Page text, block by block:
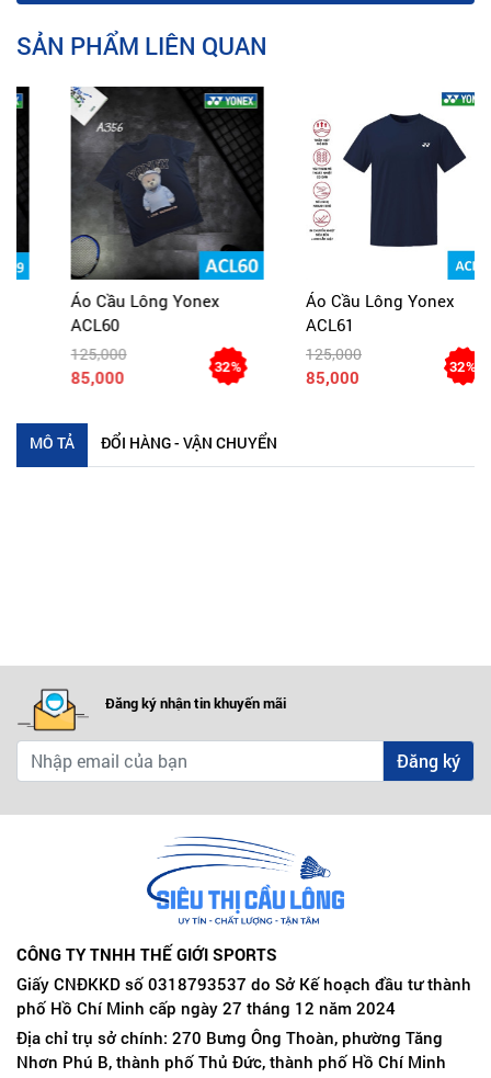
SẢN PHẨM LIÊN QUAN
Áo Cầu Lông Yonex
ACL60
125,000
85,000
Áo Cầu Lông Yonex
ACL61
125,000
85,000
MÔ TẢ ĐỔI HÀNG - VẬN CHUYỂN
Đăng ký nhận tin khuyến mãi
Đăng ký
CÔNG TY TNHH THẾ GIỚI SPORTS
Giấy CNĐKKD số 0318793537 do Sở Kế hoạch đầu tư thành
phố Hồ Chí Minh cấp ngày 27 tháng 12 năm 2024
Địa chỉ trụ sở chính: 270 Bưng Ông Thoàn, phường Tăng
Nhơn Phú B, thành phố Thủ Đức, thành phố Hồ Chí Minh